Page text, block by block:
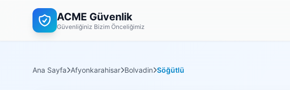
ACME Güvenlik
Güvenliğiniz Bizim Önceliğimiz
Ana Sayfa Afyonkarahisar Bolvadin Söğütlü